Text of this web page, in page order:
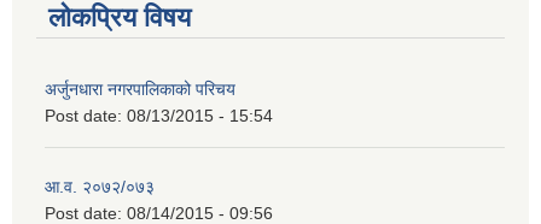
लोकप्रिय विषय
अर्जुनधारा नगरपालिकाको परिचय
Post date: 08/13/2015 - 15:54
आ.व. २०७२/०७३
Post date: 08/14/2015 - 09:56